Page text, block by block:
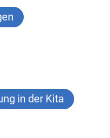
in der Kita